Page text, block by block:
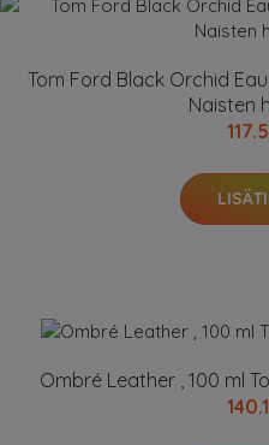
Tom Ford Black Orchid
Naisten
Ombré Leather , 100 ml